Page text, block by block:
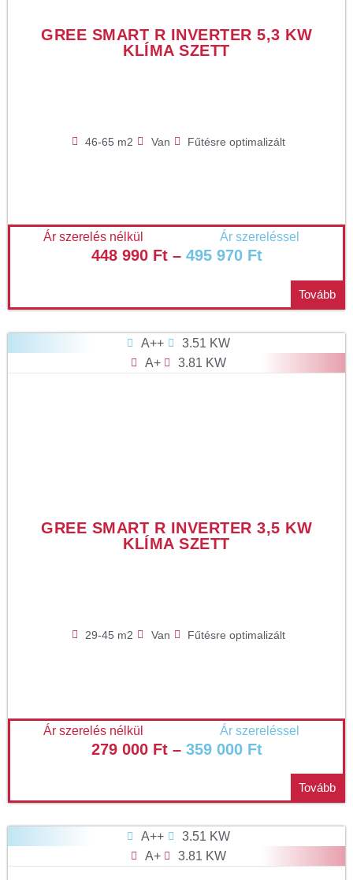
GREE SMART R INVERTER 5,3 KW
KLÍMA SZETT
46-65 m2 Van Fűtésre optimalizált
Ár szerelés nélkül Ár szereléssel
448 990 Ft– 495 970 Ft
Tovább
A++
3.51 KW
A+
3.81 KW
GREE SMART R INVERTER 3,5 KW
KLÍMA SZETT
29-45 m2 Van Fűtésre optimalizált
Ár szerelés nélkül Ár szereléssel
279 000 Ft– 359 000 Ft
Tovább
A++
3.51 KW
A+
3.81 KW